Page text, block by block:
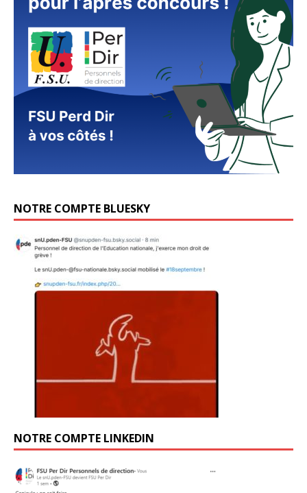
NOTRE COMPTE BLUESKY
NOTRE COMPTE LINKEDIN